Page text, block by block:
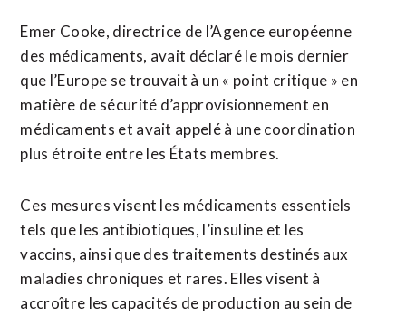
Emer Cooke, directrice de l’Agence ⁠européenne
des médicaments, avait déclaré le mois dernier
que l’Europe se trouvait à ⁠un « point critique » en
matière de sécurité d’approvisionnement en
médicaments et avait appelé à une coordination
plus étroite entre les États membres.
Ces mesures visent les médicaments essentiels
tels que les antibiotiques, l’insuline et les
vaccins, ainsi que des traitements destinés aux
maladies chroniques et ⁠rares. ‌Elles visent à
accroître les capacités de production au sein de